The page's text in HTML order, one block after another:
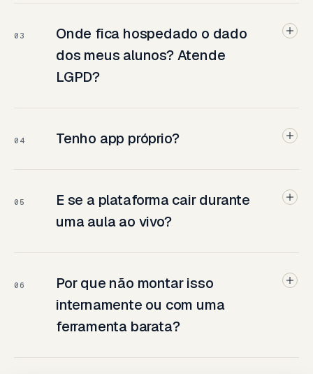
03
Onde fica hospedado o dado
dos meus alunos? Atende
LGPD?
04 Tenho app próprio?
05
E se a plataforma cair durante
uma aula ao vivo?
06
Por que não montar isso
internamente ou com uma
ferramenta barata?